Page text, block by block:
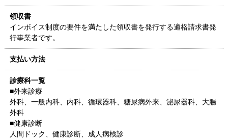
領収書
インボイス制度の要件を満たした領収書を発行する適格請求書発
行事業者です。
支払い方法
診療科一覧
■外来診療
外科、一般内科、内科、循環器科、糖尿病外来、泌尿器科、大腸
外科
■健康診断
人間ドック、健康診断、成人病検診